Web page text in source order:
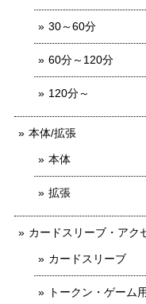
30～60分
60分～120分
120分～
本体/拡張
本体
拡張
カードスリーブ・アク
カードスリーブ
トークン・ゲーム